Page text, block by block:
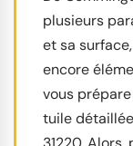
plusieurs
et sa
encore
vous
tuile